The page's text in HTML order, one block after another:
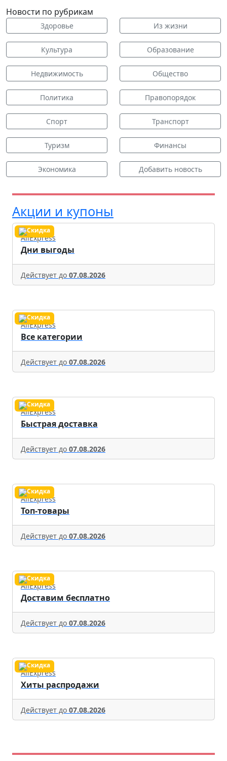
Новости по рубрикам
Здоровье Из жизни
Культура Образование
Недвижимость Общество
Политика Правопорядок
Спорт Транспорт
Туризм Финансы
Экономика Добавить новость
Акции и купоны
AliExpress
Дни выгоды
Действует до 07.08.2026
AliExpress
Все категории
Действует до 07.08.2026
AliExpress
Быстрая доставка
Действует до 07.08.2026
AliExpress
Топ-товары
Действует до 07.08.2026
AliExpress
Доставим бесплатно
Действует до 07.08.2026
AliExpress
Хиты распродажи
Действует до 07.08.2026